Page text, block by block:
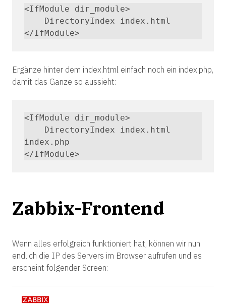
<IfModule dir_module>
</IfModule>
Ergänze hinter dem index.html einfach noch ein index.php,
damit das Ganze so aussieht:
<IfModule dir_module>
index.php
</IfModule>
Zabbix-Frontend
Wenn alles erfolgreich funktioniert hat, können wir nun
endlich die IP des Servers im Browser aufrufen und es
erscheint folgender Screen: